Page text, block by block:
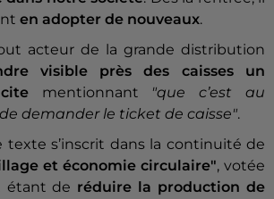
en adopter de nouveaux.
acteur de la grande distribution
visible près des caisses un
mentionnant "que c’est au
demander le ticket de caisse".
texte s’inscrit dans la continuité de
et économie circulaire", votée
étant de réduire la production de